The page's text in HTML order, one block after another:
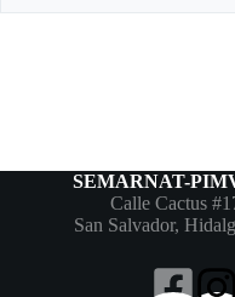
SEMARNAT-
Calle Cactus
San Salvador,